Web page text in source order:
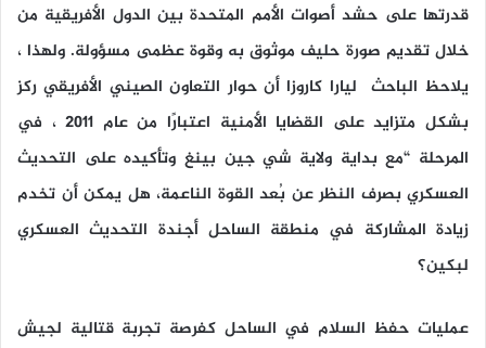
قدرتها على حشد أصوات الأمم المتحدة بين الدول الأفريقية من
خلال تقديم صورة حليف موثوق به وقوة عظمى مسؤولة. ولهذا ،
يلاحظ الباحث ليارا كاروزا أن حوار التعاون الصيني الأفريقي ركز
بشكل متزايد على القضايا الأمنية اعتبارًا من عام 2011 ، في
المرحلة “مع بداية ولاية شي جين بينغ وتأكيده على التحديث
العسكري بصرف النظر عن بُعد القوة الناعمة، هل يمكن أن تخدم
زيادة المشاركة في منطقة الساحل أجندة التحديث العسكري
لبكين؟
عمليات حفظ السلام في الساحل كفرصة تجربة قتالية لجيش